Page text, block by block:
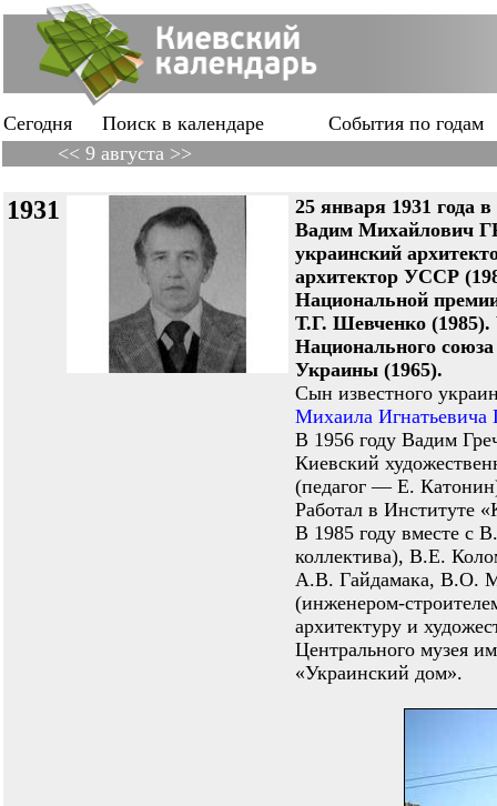
Сегодня Поиск в календаре
События по годам
<< 9 августа >>
1931
25 января 1931 года
Вадим Михайлович
украинский
архитектор УССР
Национальной
Т.Г. Шевченко (1985).
Национального
Украины (1965).
Сын известного
Михаила Игнатьевича
В 1956 году Вадим
Киевский
(педагог — Е.
Работал в Институте
В 1985 году вместе с
коллектива), В.Е.
А.В. Гайдамака, В.О.
(инженером-
архитектуру и
Центрального музея
«Украинский дом».